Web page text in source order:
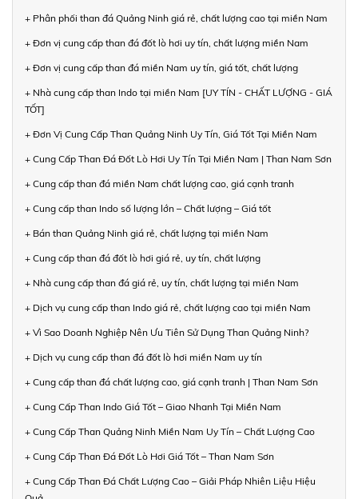
+ Phân phối than đá Quảng Ninh giá rẻ, chất lượng cao tại miền Nam
+ Đơn vị cung cấp than đá đốt lò hơi uy tín, chất lượng miền Nam
+ Đơn vị cung cấp than đá miền Nam uy tín, giá tốt, chất lượng
+ Nhà cung cấp than Indo tại miền Nam [UY TÍN - CHẤT LƯỢNG - GIÁ
TỐT]
+ Đơn Vị Cung Cấp Than Quảng Ninh Uy Tín, Giá Tốt Tại Miền Nam
+ Cung Cấp Than Đá Đốt Lò Hơi Uy Tín Tại Miền Nam | Than Nam Sơn
+ Cung cấp than đá miền Nam chất lượng cao, giá cạnh tranh
+ Cung cấp than Indo số lượng lớn – Chất lượng – Giá tốt
+ Bán than Quảng Ninh giá rẻ, chất lượng tại miền Nam
+ Cung cấp than đá đốt lò hơi giá rẻ, uy tín, chất lượng
+ Nhà cung cấp than đá giá rẻ, uy tín, chất lượng tại miền Nam
+ Dịch vụ cung cấp than Indo giá rẻ, chất lượng cao tại miền Nam
+ Vì Sao Doanh Nghiệp Nên Ưu Tiên Sử Dụng Than Quảng Ninh?
+ Dịch vụ cung cấp than đá đốt lò hơi miền Nam uy tín
+ Cung cấp than đá chất lượng cao, giá cạnh tranh | Than Nam Sơn
+ Cung Cấp Than Indo Giá Tốt – Giao Nhanh Tại Miền Nam
+ Cung Cấp Than Quảng Ninh Miền Nam Uy Tín – Chất Lượng Cao
+ Cung Cấp Than Đá Đốt Lò Hơi Giá Tốt – Than Nam Sơn
+ Cung Cấp Than Đá Chất Lượng Cao – Giải Pháp Nhiên Liệu Hiệu